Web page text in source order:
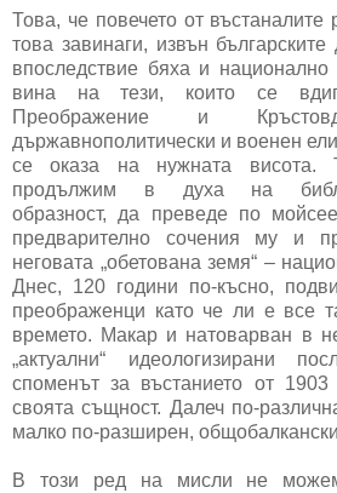
Това, че повечето от въстаналите
това завинаги, извън
впоследствие бяха и
вина на тези, които се
Преображение и
държавнополитически и военен
се оказа на нужната
продължим в духа на
образност, да преведе по
предварително сочения му и
неговата „обетована земя“ –
Днес, 120 години по-късно,
преображенци като че ли е все
времето. Макар и натоварван в
„актуални“ идеологизирани
споменът за въстанието от
своята същност. Далеч по-
малко по-разширен, общобалкански
В този ред на мисли не